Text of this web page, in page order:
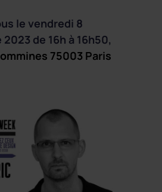
le vendredi 8
de 16h à 16h50,
75003 Paris